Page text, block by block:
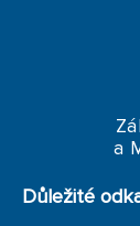
PREVENCE
PRO
PRO
a
Důležité